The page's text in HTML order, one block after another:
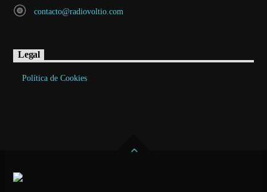
contacto@radiovoltio.com
Legal
Política de Cookies